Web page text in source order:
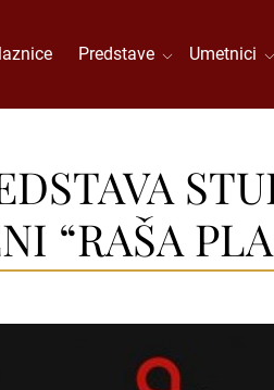
Predstave Umetnici
“RAŠA